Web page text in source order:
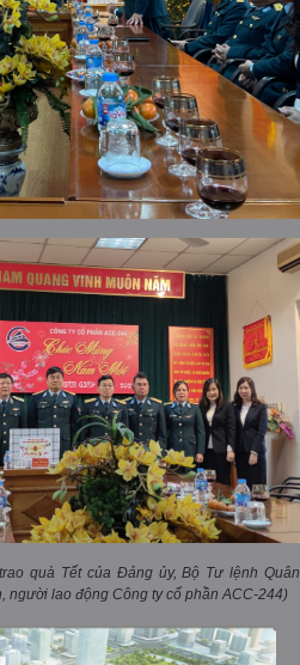
quà Tết của Đảng ủy, Bộ Tư lệnh Quân
người lao động Công ty cổ phần ACC-244)